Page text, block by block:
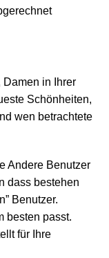
Damen in Ihrer
Schönheiten,
wen betrachtete
Andere Benutzer
dass bestehen
Benutzer.
besten passt.
für Ihre